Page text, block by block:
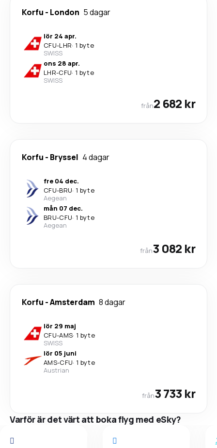
Korfu - London 5 dagar
lör 24 apr.
CFU-LHR· 1 byte
SWISS
ons 28 apr.
LHR-CFU· 1 byte
SWISS
från2 682 kr
Korfu - Bryssel 4 dagar
fre 04 dec.
CFU-BRU· 1 byte
Aegean
mån 07 dec.
BRU-CFU· 1 byte
Aegean
från3 082 kr
Korfu -Amsterdam 8 dagar
lör 29 maj
CFU-AMS· 1 byte
SWISS
lör 05 juni
AMS-CFU· 1 byte
Austrian
från3 733 kr
Varför är det värt att boka flyg med eSky?